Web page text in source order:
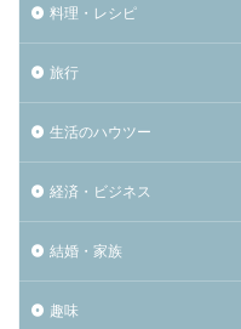
料理・レシピ
旅行
生活のハウツー
経済・ビジネス
結婚・家族
趣味